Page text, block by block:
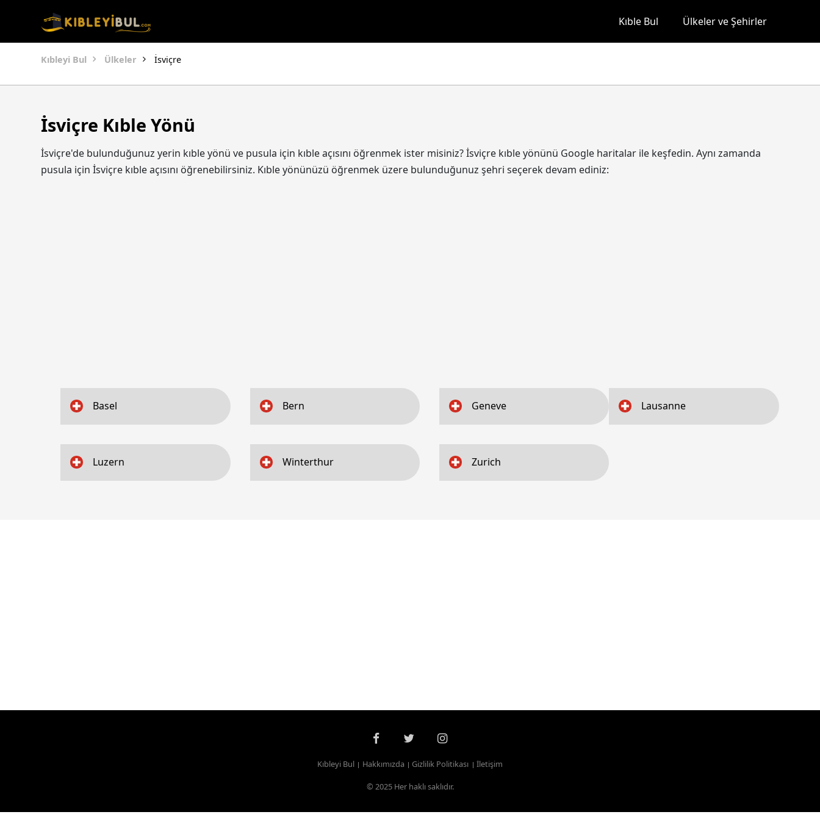
Kıble Bul Ülkeler ve Şehirler
Kıbleyi Bul Ülkeler İsviçre
İsviçre Kıble Yönü
İsviçre'de bulunduğunuz yerin kıble yönü ve pusula için kıble açısını öğrenmek ister misiniz? İsviçre kıble yönünü Google haritalar ile keşfedin. Aynı zamanda
pusula için İsviçre kıble açısını öğrenebilirsiniz. Kıble yönünüzü öğrenmek üzere bulunduğunuz şehri seçerek devam ediniz:
Basel Bern Geneve Lausanne
Luzern Winterthur Zurich
Kıbleyi Bul Hakkımızda Gizlilik Politikası
İletişim
© 2025 Her haklı saklıdır.